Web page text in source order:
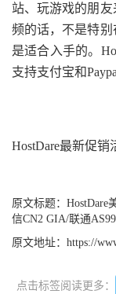
站、玩游戏的朋
频的话，不是特
是适合入手的。
支持支付宝和
HostDare最新促销
原文标题： HostDare
信CN2 GIA/联通
原文地址： https://
点击标签阅读更多：